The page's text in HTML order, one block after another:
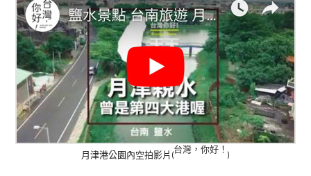
月津港公園內空拍影片(
台灣，你好！
)